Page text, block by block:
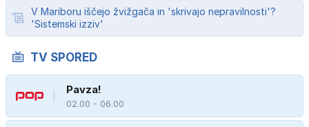
V Mariboru iščejo žvižgača in 'skrivajo nepravilnosti'?
'Sistemski izziv'
TV SPORED
Pavza!
02.00 - 06.00